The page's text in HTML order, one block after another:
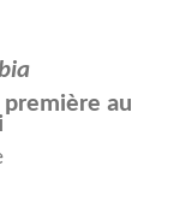
première au